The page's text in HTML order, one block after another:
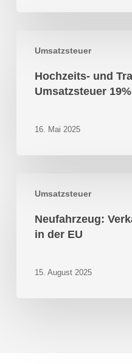
Umsatzsteuer
Umsatzsteuer
19%
Hochzeits- und
Umsatzsteuer 19%
16. Mai 2025
Umsatzsteuer
Verkauf
Privatkunden
Neufahrzeug:
in der EU
15. August 2025